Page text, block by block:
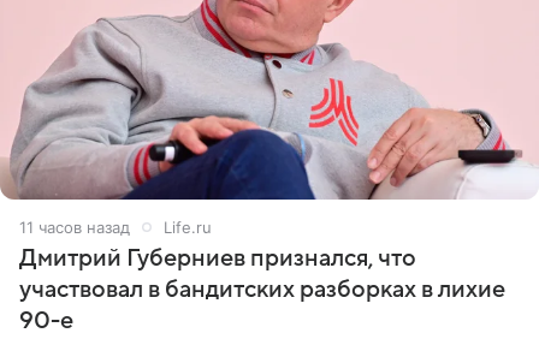
11 часов назад Life.ru
Дмитрий Губерниев признался, что
участвовал в бандитских разборках в лихие
90-е